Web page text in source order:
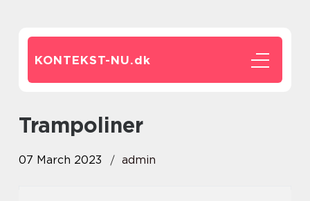
KONTEKST-NU.dk
Trampoliner
07 March 2023 admin